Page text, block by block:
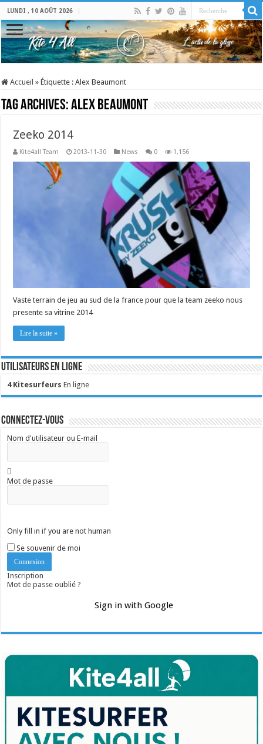
LUNDI , 10 AOÛT 2026
Accueil » Étiquette :Alex Beaumont
Tag Archives:Alex Beaumont
Zeeko 2014
Kite4all Team 2013-11-30 News 0 1,156
Vaste terrain de jeu au sud de la france pour que la team zeeko nous
presente sa vitrine 2014
Lire la suite »
Utilisateurs en ligne
4 Kitesurfeurs En ligne
Connectez-vous
Nom d'utilisateur ou E-mail
Mot de passe
Only fill in if you are not human
Se souvenir de moi
Inscription
Mot de passe oublié ?
Sign in with Google